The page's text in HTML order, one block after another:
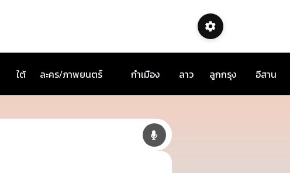
ใต้ ละคร/ภาพยนตร์ กำเมือง ลาว ลูกกรุง อีสาน